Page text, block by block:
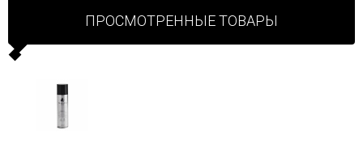
ПРОСМОТРЕННЫЕ ТОВАРЫ